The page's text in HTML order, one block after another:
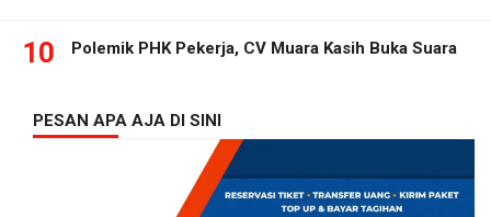
10 Polemik PHK Pekerja, CV Muara Kasih Buka Suara
PESAN APA AJA DI SINI